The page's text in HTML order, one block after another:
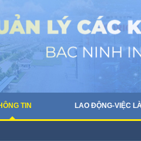
TIN LAO ĐỘNG-VIỆC